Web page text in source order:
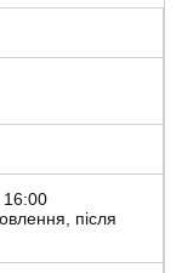
після